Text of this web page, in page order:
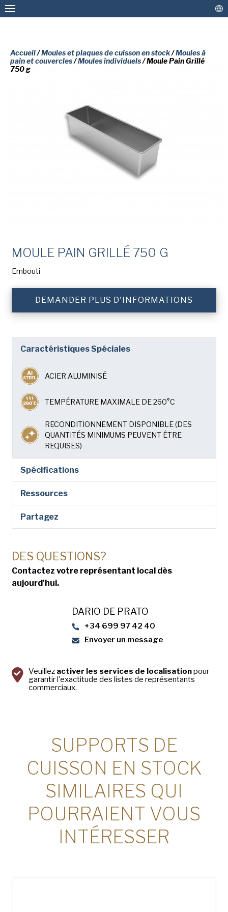
Plaques et moules sur mesure
Revêtements et Reconditionnement
Plus de solutions
Synova
USA Pan
Accueil/Moules et plaques de cuisson en stock/Moules à
pain et couvercles/Moules individuels/ Moule Pain Grillé
750 g
MOULE PAIN GRILLÉ 750 G
Embouti
DEMANDER PLUS D'INFORMATIONS
Caractéristiques Spéciales
ACIER ALUMINISÉ
TEMPÉRATURE MAXIMALE DE 260°C
RECONDITIONNEMENT DISPONIBLE (DES
QUANTITÉS MINIMUMS PEUVENT ÊTRE
REQUISES)
Spécifications
Ressources
Partagez
DES QUESTIONS?
Contactez votre représentant local dès
aujourd'hui.
DARIO DE PRATO
+34 699 97 42 40
Envoyer un message
Veuillez activer les services de localisationpour
garantir l'exactitude des listes de représentants
commerciaux.
SUPPORTS DE
CUISSON EN STOCK
SIMILAIRES QUI
POURRAIENT VOUS
INTÉRESSER
VEUILLEZ REMPLIR LE
FORMULAIRE CI-DESSOUS POUR
RECEVOIR UNE COPIE GRATUITE DU
DOCUMENT DEMANDÉ.
famille
(Nécessaire)
de
Phone
Email(Nécessaire)
Country (Nécessaire)
Pays *
ConsentOui, j'ai lu et compris la
d'American Pan.